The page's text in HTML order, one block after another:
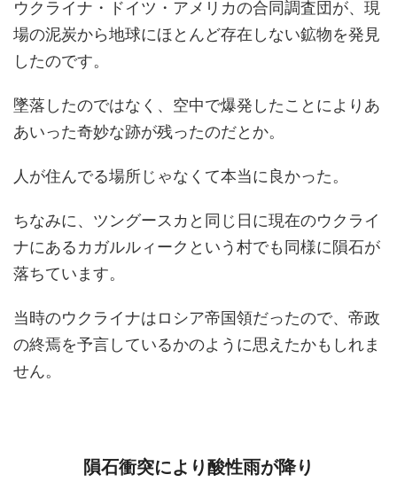
ウクライナ・ドイツ・アメリカの合同調査団が、現
場の泥炭から地球にほとんど存在しない鉱物を発見
したのです。
墜落したのではなく、空中で爆発したことによりあ
あいった奇妙な跡が残ったのだとか。
人が住んでる場所じゃなくて本当に良かった。
ちなみに、ツングースカと同じ日に現在のウクライ
ナにあるカガルルィークという村でも同様に隕石が
落ちています。
当時のウクライナはロシア帝国領だったので、帝政
の終焉を予言しているかのように思えたかもしれま
せん。
隕石衝突により酸性雨が降り